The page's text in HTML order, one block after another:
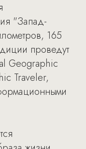
"Запад-
165
проведут
Geographic
Traveler,